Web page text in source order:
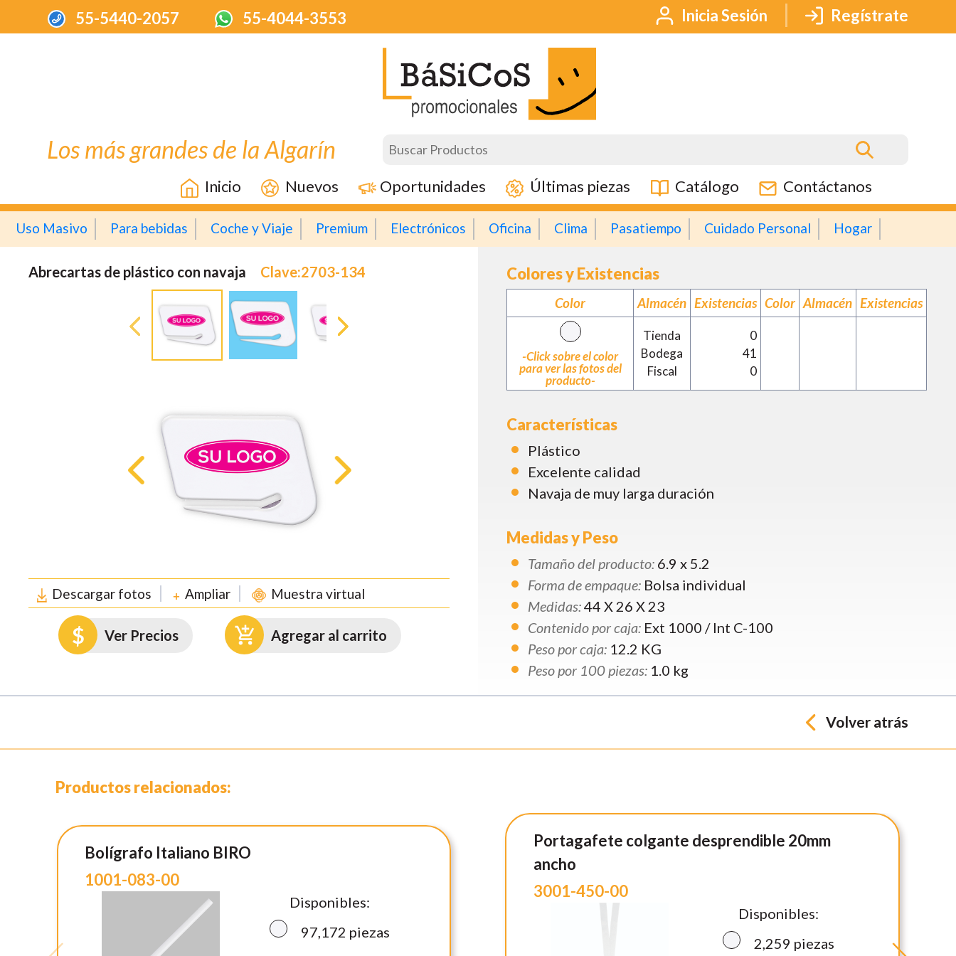
55-5440-2057 55-4044-3553 Inicia Sesión Regístrate
Los más grandes de la Algarín
Inicio Nuevos Oportunidades Últimas piezas Catálogo Contáctanos
Uso Masivo Para bebidas Coche y Viaje Premium Electrónicos Oficina Clima Pasatiempo Cuidado Personal Hogar
Abrecartas de plástico con navaja Clave:2703-134
Descargar fotos Ampliar Muestra virtual
Ver Precios Agregar al carrito
Colores y Existencias
Color Almacén Existencias Color Almacén Existencias
-Click sobre el color
para ver las fotos del
producto-
Tienda
Bodega
Fiscal
0
41
0
Características
Plástico
Excelente calidad
Navaja de muy larga duración
Medidas y Peso
Tamaño del producto: 6.9 x 5.2
Forma de empaque: Bolsa individual
Medidas:44 X 26 X 23
Contenido por caja: Ext 1000 / Int C-100
Peso por caja: 12.2 KG
Peso por 100 piezas: 1.0 kg
Volver atrás
Productos relacionados:
Bolígrafo Italiano BIRO
1001-083-00
Disponibles:
97,172 piezas
Portagafete colgante desprendible 20mm
ancho
3001-450-00
Disponibles:
2,259 piezas